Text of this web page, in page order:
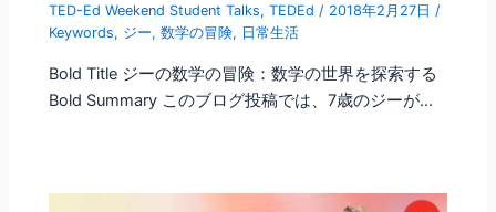
TED-Ed Weekend Student Talks,TEDEd / 2018年2月27日/
Keywords, ジー,数学の冒険, 日常生活
Bold Title ジーの数学の冒険：数学の世界を探索する
Bold Summary このブログ投稿では、7歳のジーが…